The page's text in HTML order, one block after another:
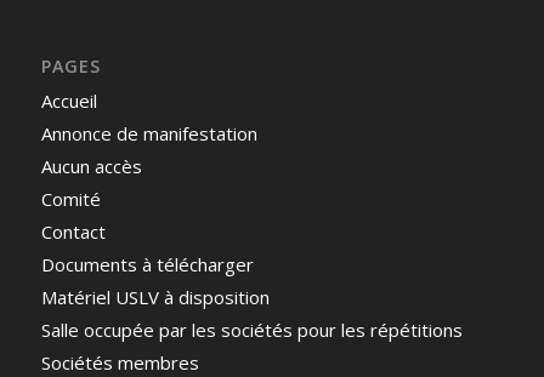
PAGES
Accueil
Annonce de manifestation
Aucun accès
Comité
Contact
Documents à télécharger
Matériel USLV à disposition
Salle occupée par les sociétés pour les répétitions
Sociétés membres